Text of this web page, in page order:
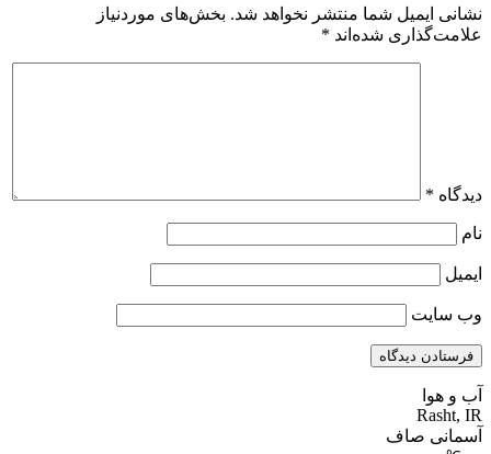
نشانی ایمیل شما منتشر نخواهد شد. بخش‌های موردنیاز
علامت‌گذاری شده‌اند *
دیدگاه *
نام
ایمیل
وب‌ سایت
آب و هوا
Rasht, IR
آسمانی صاف